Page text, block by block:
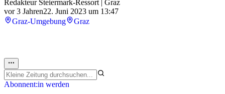
Redakteur Steiermark-Ressort | Graz
vor 3 Jahren22. Juni 2023 um 13:47
Graz-Umgebung
Graz
Abonnent:in werden